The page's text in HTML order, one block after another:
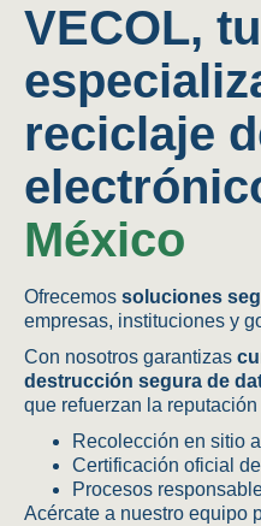
VECOL,
reciclaje
México
Ofrecemos soluciones
empresas, instituciones y
Con nosotros garantizas
destrucción segura de
que refuerzan la
Recolección en sitio
Certificación oficial
Procesos
Acércate a nuestro equipo